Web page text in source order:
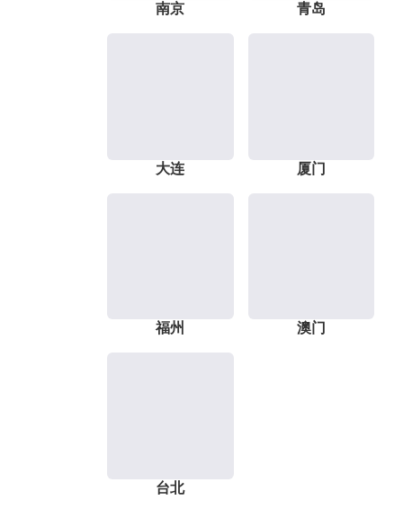
南京 青岛
大连 厦门
福州 澳门
台北